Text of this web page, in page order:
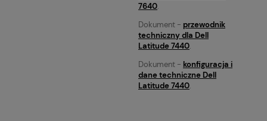
7640.
Dokument - przewodnik
techniczny dla Dell
Latitude 7440.
Dokument - konfiguracja i
dane techniczne Dell
Latitude 7440.